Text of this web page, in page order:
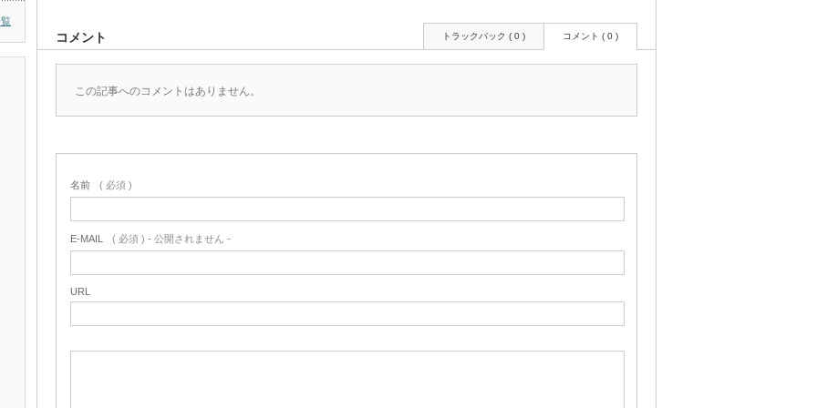
コメント トラックバック ( 0 ) コメント ( 0 )
この記事へのコメントはありません。
名前 ( 必須 )
E-MAIL ( 必須 ) - 公開されません -
URL